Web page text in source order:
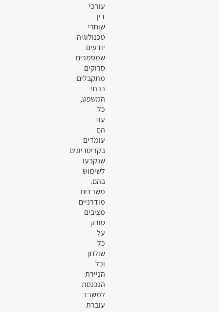
עורכי
דין
שוחרי
טכנולוגיה
יודעים
שמסמכים
סרוקים
מתקבלים
בבתי
המשפט,
כל
עוד
הם
עומדים
בקריטריונים
שנקבעו
לשימוש
בהם.
משרדים
מודרניים
מציבים
סורק
על
כל
שולחן
וכל
הניירת
הנכנסת
למשרד
עוברת